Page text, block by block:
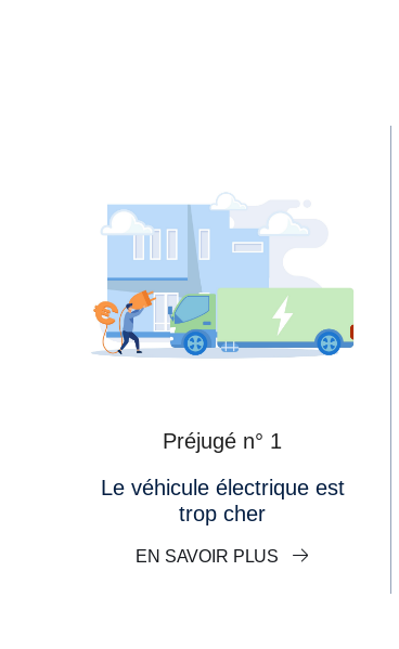
Préjugé n° 1
Le véhicule électrique est
trop cher
EN SAVOIR PLUS